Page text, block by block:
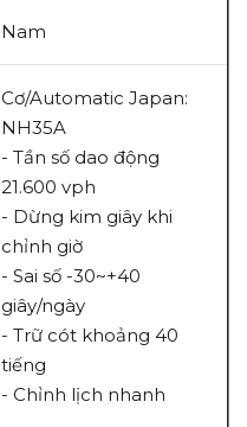
Nam
Cơ/Automatic Japan:
NH35A
- Tần số dao động
21.600 vph
- Dừng kim giây khi
chỉnh giờ
- Sai số -30~+40
giây/ngày
- Trữ cót khoảng 40
tiếng
- Chỉnh lịch nhanh